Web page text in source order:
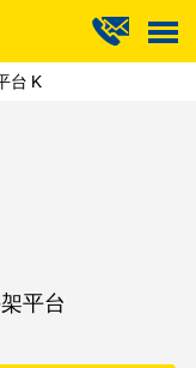
台 K
平台